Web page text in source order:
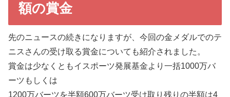
額の賞金
先のニュースの続きになりますが、今回の金メダルでのテ
ニスさんの受け取る賞金についても紹介されました。
賞金は少なくともイスポーツ発展基金より一括1000万バ
ーツもしくは
1200万バーツを半額600万バーツ受け取り残りの半額は4